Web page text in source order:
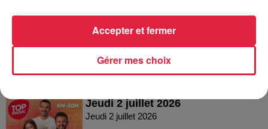
Vendredi 03 juillet 2026
Jeudi 2 juillet 2026
Jeudi 2 juillet 2026
Gérer mes choix
Accepter et fermer